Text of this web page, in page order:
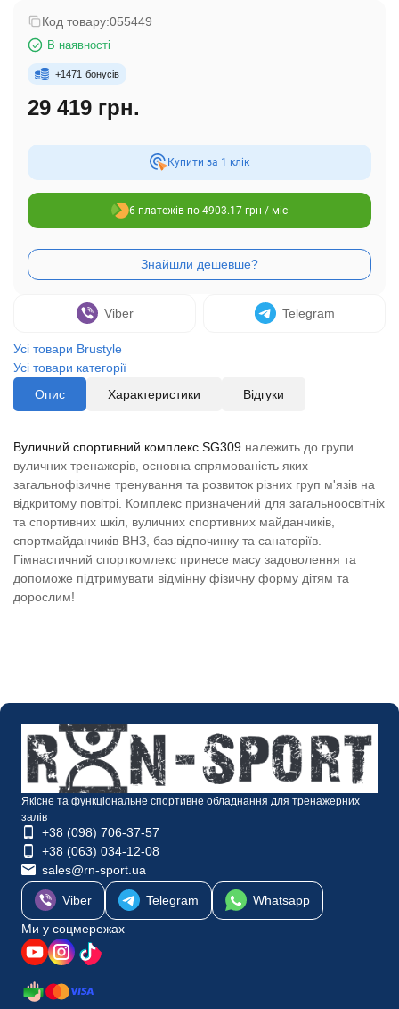
Код товару:055449
В наявності
+1471 бонусів
29 419 грн.
Купити за 1 клiк
6 платежів по 4903.17 грн / міс
Viber Telegram
Усі товари Brustyle
Усі товари категорії
Опис
Характеристики Відгуки
Вуличний спортивний комплекс SG309 належить до групи
вуличних тренажерів, основна спрямованість яких –
загальнофізичне тренування та розвиток різних груп м'язів на
відкритому повітрі. Комплекс призначений для загальноосвітніх
та спортивних шкіл, вуличних спортивних майданчиків,
спортмайданчиків ВНЗ, баз відпочинку та санаторіїв.
Гімнастичний спорткомлекс принесе масу задоволення та
допоможе підтримувати відмінну фізичну форму дітям та
дорослим!
Якісне та функціональне спортивне обладнання для тренажерних
залів
+38 (098) 706-37-57
+38 (063) 034-12-08
sales@rn-sport.ua
Viber Telegram
Whatsapp
Ми у соцмережах